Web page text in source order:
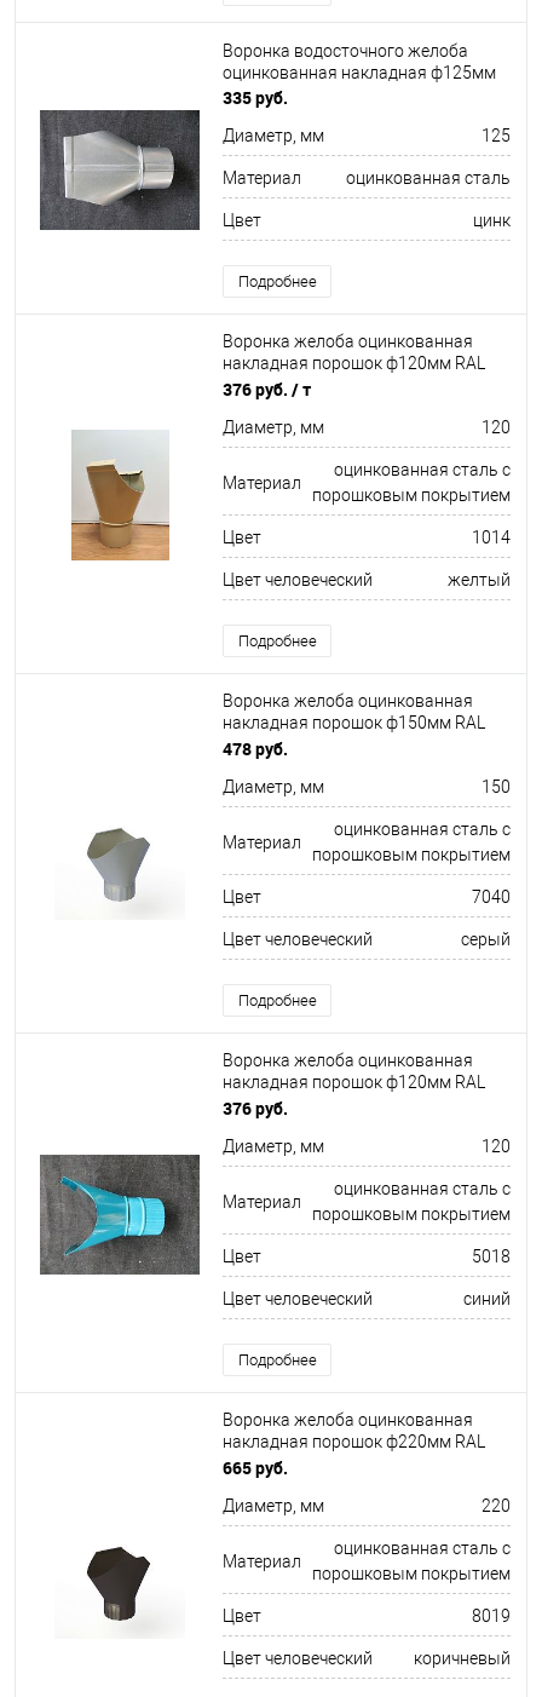
Воронка водосточного желоба
оцинкованная накладная ф125мм
335 руб.
Диаметр, мм 125
Материал оцинкованная сталь
Цвет цинк
Подробнее
Воронка желоба оцинкованная
накладная порошок ф120мм RAL
1014
376 руб. / т
Диаметр, мм 120
Материал
оцинкованная сталь с
порошковым покрытием
Цвет 1014
Цвет человеческий желтый
Подробнее
Воронка желоба оцинкованная
накладная порошок ф150мм RAL
7040
478 руб.
Диаметр, мм 150
Материал
оцинкованная сталь с
порошковым покрытием
Цвет 7040
Цвет человеческий серый
Подробнее
Воронка желоба оцинкованная
накладная порошок ф120мм RAL
5018
376 руб.
Диаметр, мм 120
Материал
оцинкованная сталь с
порошковым покрытием
Цвет 5018
Цвет человеческий синий
Подробнее
Воронка желоба оцинкованная
накладная порошок ф220мм RAL
8019
665 руб.
Диаметр, мм 220
Материал
оцинкованная сталь с
порошковым покрытием
Цвет 8019
Цвет человеческий коричневый